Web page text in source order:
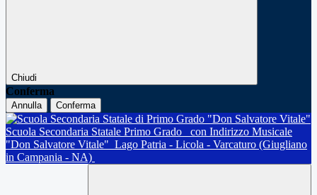
Chiudi
Conferma
Annulla Conferma
Scuola Secondaria Statale Primo Grado
con Indirizzo Musicale
"Don Salvatore Vitale" Lago Patria - Licola - Varcaturo (Giugliano
in Campania - NA)